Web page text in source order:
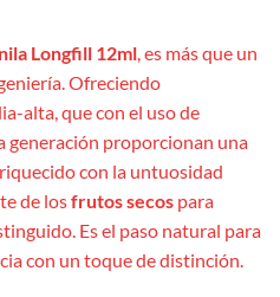
Longfill 12ml, es más que un
Ofreciendo
alta, que con el uso de
generación proporcionan una
con la untuosidad
de losfrutos secos para
Es el paso natural para
con un toque de distinción.